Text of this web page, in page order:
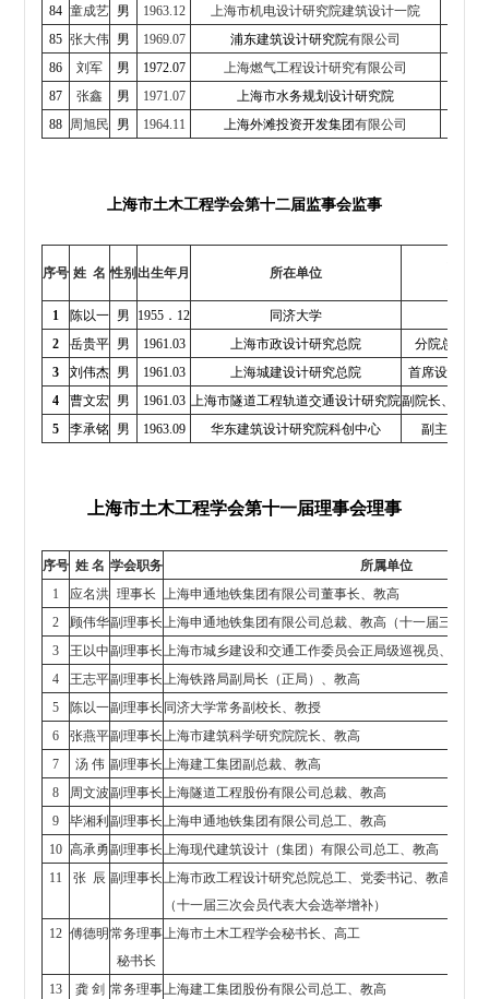
84 童成艺 男 1963.12 上海市机电设计研究院建筑设计一院
85 张大伟 男 1969.07 浦东建筑设计研究院有限公司
86
刘军 男 1972.07 上海燃气工程设计研究有限公司
87
张鑫 男 1971.07 上海市水务规划设计研究院
88 周旭民 男 1964.11 上海外滩投资开发集团有限公司
上海市土木工程学会第十二届监事会监事
序号 姓 名 性别 出生年月 所在单位
1
陈以一 男 1955．12 同济大学
2
岳贵平 男 1961.03 上海市政设计研究总院 分院总工、
3
刘伟杰 男 1961.03 上海城建设计研究总院 首席设计师、
4
曹文宏 男 1961.03 上海市隧道工程轨道交通设计研究院副院长、
5
李承铭 男 1963.09 华东建筑设计研究院科创中心 副主任、
上海市土木工程学会第十一届理事会理事
序号 姓 名 学会职务
所属单位
1
应名洪 理事长
上海申通地铁集团有限公司董事长、教高
2
顾伟华副理事长上海申通地铁集团有限公司总裁、教高（十一届三次会
3
王以中副理事长上海市城乡建设和交通工作委员会正局级巡视员、高经
4
王志平副理事长上海铁路局副局长（正局）、教高
5
陈以一副理事长 同济大学常务副校长、教授
6
张燕平副理事长上海市建筑科学研究院院长、教高
7
汤 伟 副理事长上海建工集团副总裁、教高
8
周文波副理事长上海隧道工程股份有限公司总裁、教高
9
毕湘利 副理事长上海申通地铁集团有限公司总工、教高
10 高承勇副理事长上海现代建筑设计（集团）有限公司总工、教高
11
张 辰 副理事长上海市政工程设计研究总院总工、党委书记、教高
（十一届三次会员代表大会选举增补）
12 傅德明 常务理事
秘书长
上海市土木工程学会秘书长、高工
13 龚 剑 常务理事上海建工集团股份有限公司总工、教高